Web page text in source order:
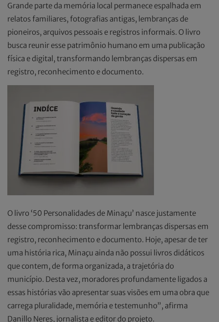
Grande parte da memória local permanece espalhada em
relatos familiares, fotografias antigas, lembranças de
pioneiros, arquivos pessoais e registros informais. O livro
busca reunir esse patrimônio humano em uma publicação
física e digital, transformando lembranças dispersas em
registro, reconhecimento e documento.
O livro ‘50 Personalidades de Minaçu’ nasce justamente
desse compromisso: transformar lembranças dispersas em
registro, reconhecimento e documento. Hoje, apesar de ter
uma história rica, Minaçu ainda não possui livros didáticos
que contem, de forma organizada, a trajetória do
município. Desta vez, moradores profundamente ligados a
essas histórias vão apresentar suas visões em uma obra que
carrega pluralidade, memória e testemunho”, afirma
Danillo Neres, jornalista e editor do projeto.